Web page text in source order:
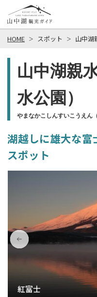
HOME スポット 山中湖
山中湖親
水公園）
やまなかこしんすいこうえん
湖越しに雄大な富
スポット
紅富士